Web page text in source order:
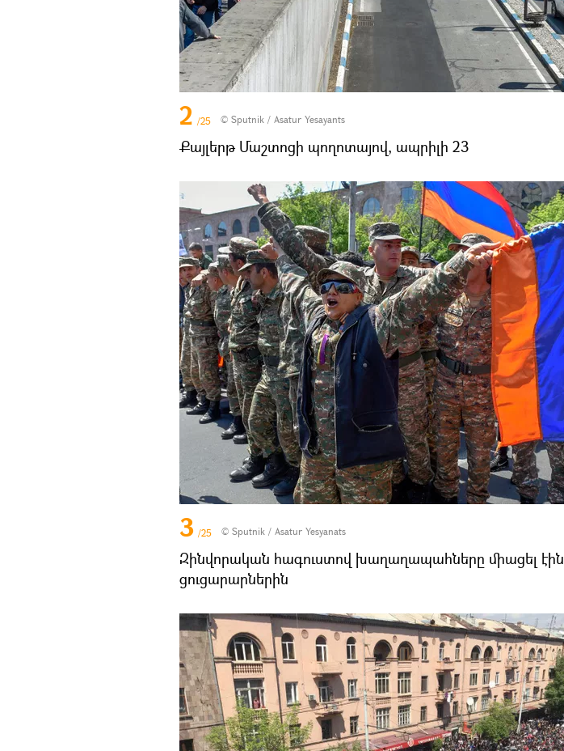
2 /25 © Sputnik / Asatur Yesayants
Քայլերթ Մաշտոցի պողոտայով, ապրիլի 23
3 /25 © Sputnik / Asatur Yesyanats
Զինվորական հագուստով խաղաղապահները միացել էին
ցուցարարներին